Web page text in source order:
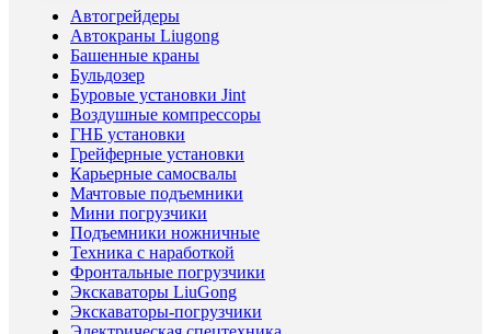
Автогрейдеры
Автокраны Liugong
Башенные краны
Бульдозер
Буровые установки Jint
Воздушные компрессоры
ГНБ установки
Грейферные установки
Карьерные самосвалы
Мачтовые подъемники
Мини погрузчики
Подъемники ножничные
Техника с наработкой
Фронтальные погрузчики
Экскаваторы LiuGong
Экскаваторы-погрузчики